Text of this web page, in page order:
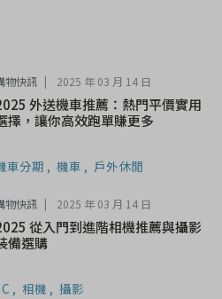
物快訊 2025 年 03 月 14 日
外送機車推薦：熱門平價實用
擇，讓你高效跑單賺更多
車分期 機車 戶外休閒
物快訊 2025 年 03 月 14 日
從入門到進階相機推薦與攝影
備選購
相機 攝影